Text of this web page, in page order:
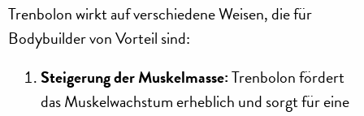
Trenbolon wirkt auf verschiedene Weisen, die für
Bodybuilder von Vorteil sind:
Steigerung der Muskelmasse:Trenbolon fördert
das Muskelwachstum erheblich und sorgt für eine